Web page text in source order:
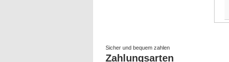
Sicher und bequem zahlen
Zahlungsarten